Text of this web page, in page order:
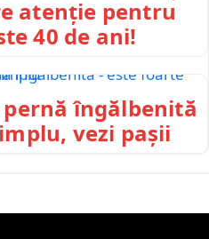
atenție pentru
40 de ani!
pernă îngălbenită
vezi pașii